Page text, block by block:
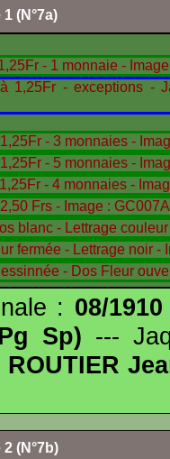
(N°7a)
: 08/1910
Sp) ---
ROUTIER
(N°7b)